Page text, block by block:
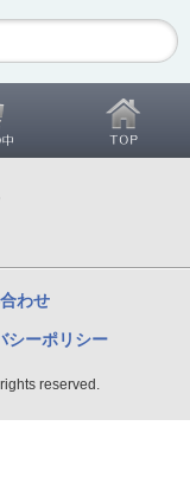
わせ
シーポリシー
reserved.